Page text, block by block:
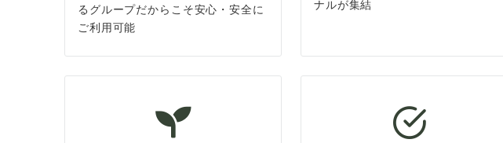
るグループだからこそ安心・安全に
ご利用可能
ナルが集結